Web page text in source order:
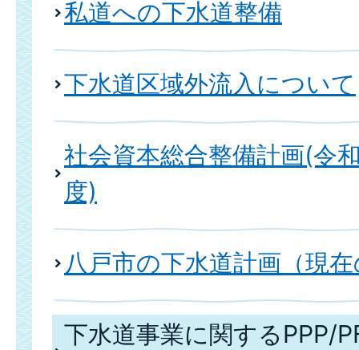
私道への下水道整備
下水道区域外流入について
社会資本総合整備計画(令
度)
八戸市の下水道計画（現
下水道事業に関するPPP/